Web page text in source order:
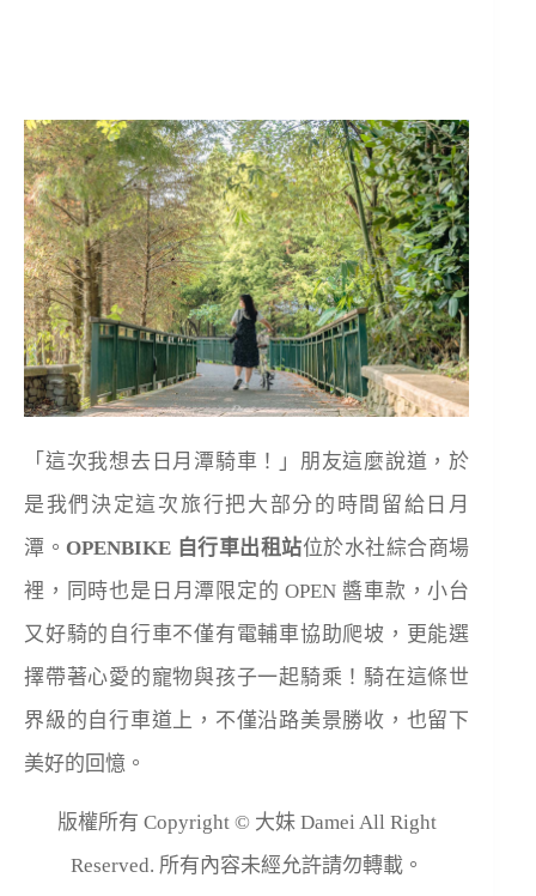
「這次我想去日月潭騎車！」朋友這麼說道，於
是我們決定這次旅行把大部分的時間留給日月
潭。 OPENBIKE 自行車出租站位於水社綜合商場
裡，同時也是日月潭限定的 OPEN 醬車款，小台
又好騎的自行車不僅有電輔車協助爬坡，更能選
擇帶著心愛的寵物與孩子一起騎乘！騎在這條世
界級的自行車道上，不僅沿路美景勝收，也留下
美好的回憶。
版權所有 Copyright © 大妹 Damei All Right
Reserved. 所有內容未經允許請勿轉載。